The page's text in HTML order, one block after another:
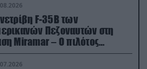
F-35B των
Πεζοναυτών στη
Miramar – Ο πιλότος
εγκαίρως